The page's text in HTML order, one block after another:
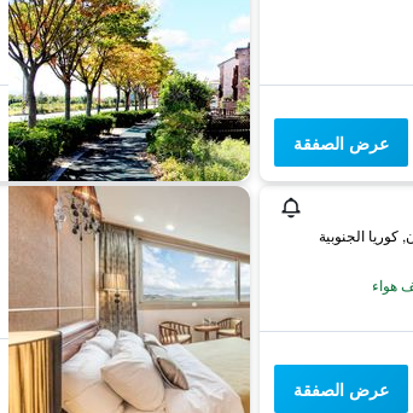
عرض الصفقة
هواء
عرض الصفقة